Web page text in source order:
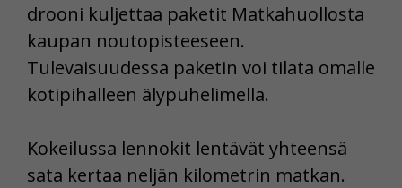
drooni kuljettaa paketit Matkahuollosta
kaupan noutopisteeseen.
Tulevaisuudessa paketin voi tilata omalle
kotipihalleen älypuhelimella.
Kokeilussa lennokit lentävät yhteensä
sata kertaa neljän kilometrin matkan.